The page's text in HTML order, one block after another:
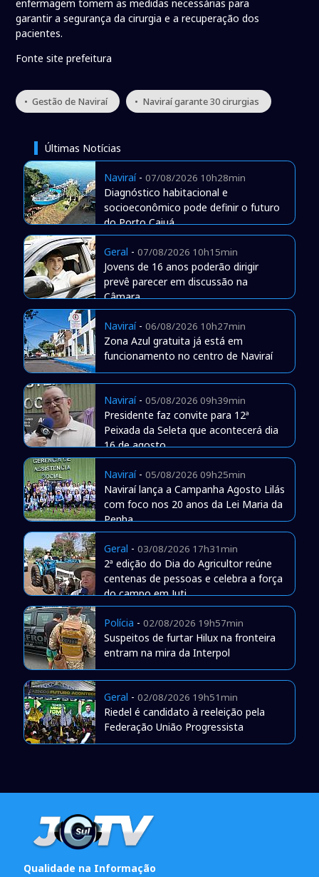
enfermagem tomem as medidas necessárias para
garantir a segurança da cirurgia e a recuperação dos
pacientes.
Fonte site prefeitura
• Gestão de Naviraí • Naviraí garante 30 cirurgias
Últimas Notícias
Naviraí- 07/08/2026 10h28min
Diagnóstico habitacional e
socioeconômico pode definir o futuro
do Porto Caiuá
Geral - 07/08/2026 10h15min
Jovens de 16 anos poderão dirigir
prevê parecer em discussão na
Câmara
Naviraí- 06/08/2026 10h27min
Zona Azul gratuita já está em
funcionamento no centro de Naviraí
Naviraí- 05/08/2026 09h39min
Presidente faz convite para 12ª
Peixada da Seleta que acontecerá dia
16 de agosto
Naviraí- 05/08/2026 09h25min
Naviraí lança a Campanha Agosto Lilás
com foco nos 20 anos da Lei Maria da
Penha
Geral - 03/08/2026 17h31min
2ª edição do Dia do Agricultor reúne
centenas de pessoas e celebra a força
do campo em Juti
Polícia - 02/08/2026 19h57min
Suspeitos de furtar Hilux na fronteira
entram na mira da Interpol
Geral - 02/08/2026 19h51min
Riedel é candidato à reeleição pela
Federação União Progressista
Qualidade na Informação